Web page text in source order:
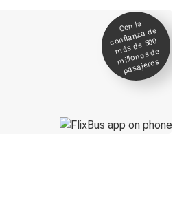
Con la
confianza de
más de 500
millones de
pasajeros